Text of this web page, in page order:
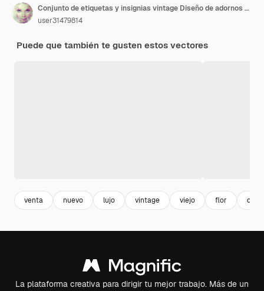
Conjunto de etiquetas y insignias vintage Diseño de adornos decorativos Etiquetas y marcos de etiquetas en blanco Vector
user31479814
Puede que también te gusten estos vectores
venta nuevo lujo vintage viejo flor
La plataforma creativa para dirigir tu mejor trabajo. Más de un